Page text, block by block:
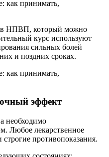
НПВП, который можно
курс используют
сильных болей
и поздних сроках.
эффект
необходимо
Любое лекарственное
противопоказания.